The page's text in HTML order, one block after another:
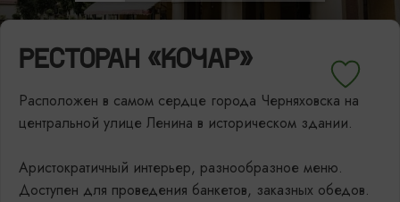
РЕСТОРАН «КОЧАР»
Расположен в самом сердце города Черняховска на
центральной улице Ленина в историческом здании.
Аристократичный интерьер, разнообразное меню.
Доступен для проведения банкетов, заказных обедов.